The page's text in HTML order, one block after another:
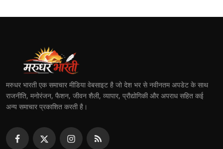
मरुधर भारती एक समाचार मीडिया वेबसाइट है जो देश भर से नवीनतम अपडेट के साथ
राजनीति, मनोरंजन, फैशन, जीवन शैली, व्यापार, प्रौद्योगिकी और अपराध सहित कई
अन्य समाचार प्रकाशित करती है।